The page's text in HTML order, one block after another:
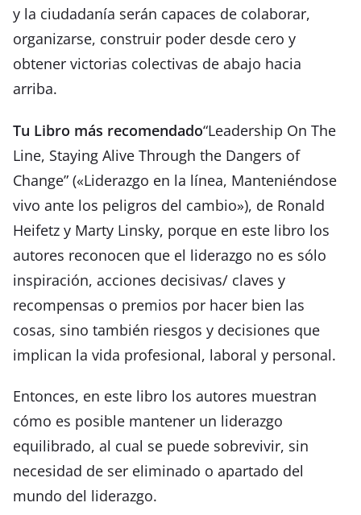
y la ciudadanía serán capaces de colaborar,
organizarse, construir poder desde cero y
obtener victorias colectivas de abajo hacia
arriba.
Tu Libro más recomendado“Leadership On The
Line, Staying Alive Through the Dangers of
Change” («Liderazgo en la línea, Manteniéndose
vivo ante los peligros del cambio»), de Ronald
Heifetz y Marty Linsky, porque en este libro los
autores reconocen que el liderazgo no es sólo
inspiración, acciones decisivas/ claves y
recompensas o premios por hacer bien las
cosas, sino también riesgos y decisiones que
implican la vida profesional, laboral y personal.
Entonces, en este libro los autores muestran
cómo es posible mantener un liderazgo
equilibrado, al cual se puede sobrevivir, sin
necesidad de ser eliminado o apartado del
mundo del liderazgo.